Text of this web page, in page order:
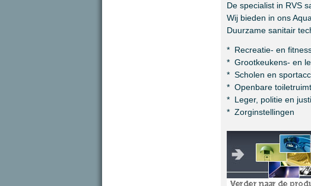
De specialist in RVS
Wij bieden in ons
Duurzame sanitair
* Recreatie- en
* Grootkeukens- en
* Scholen en
* Openbare
* Leger, politie en
* Zorginstellingen